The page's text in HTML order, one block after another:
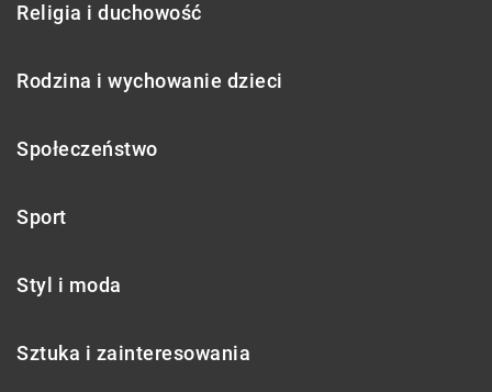
Religia i duchowość
Rodzina i wychowanie dzieci
Społeczeństwo
Sport
Styl i moda
Sztuka i zainteresowania